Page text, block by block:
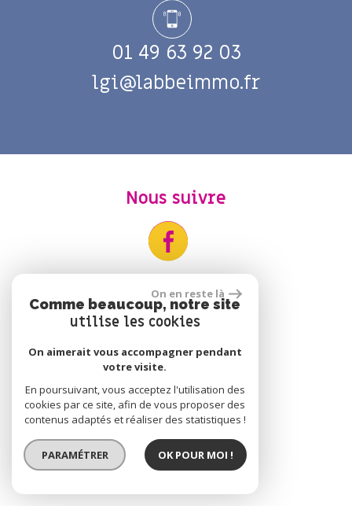
01 49 63 92 03
lgi@labbeimmo.fr
Nous suivre
Adhérents
Se connecter
On en reste là
Comme beaucoup, notre site
utilise les cookies
On aimerait vous accompagner pendant
votre visite.
En poursuivant, vous acceptez l'utilisation des
cookies par ce site, afin de vous proposer des
contenus adaptés et réaliser des statistiques !
PARAMÉTRER OK POUR MOI !